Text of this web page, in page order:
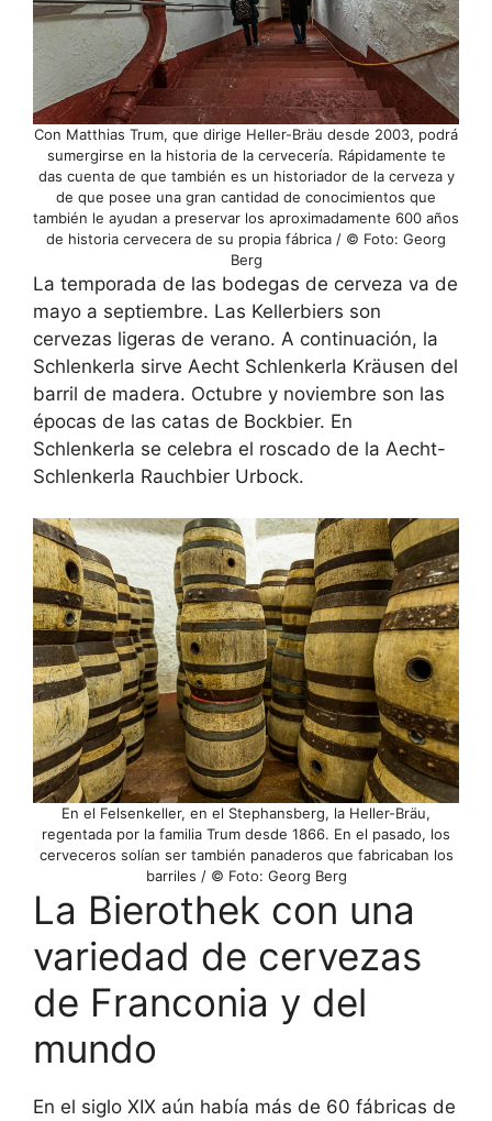
Con Matthias Trum, que dirige Heller-Bräu desde 2003, podrá
sumergirse en la historia de la cervecería. Rápidamente te
das cuenta de que también es un historiador de la cerveza y
de que posee una gran cantidad de conocimientos que
también le ayudan a preservar los aproximadamente 600 años
de historia cervecera de su propia fábrica / © Foto: Georg
Berg
La temporada de las bodegas de cerveza va de
mayo a septiembre. Las Kellerbiers son
cervezas ligeras de verano. A continuación, la
Schlenkerla sirve Aecht Schlenkerla Kräusen del
barril de madera. Octubre y noviembre son las
épocas de las catas de Bockbier. En
Schlenkerla se celebra el roscado de la Aecht-
Schlenkerla Rauchbier Urbock.
En el Felsenkeller, en el Stephansberg, la Heller-Bräu,
regentada por la familia Trum desde 1866. En el pasado, los
cerveceros solían ser también panaderos que fabricaban los
barriles / © Foto: Georg Berg
La Bierothek con una
variedad de cervezas
de Franconia y del
mundo
En el siglo XIX aún había más de 60 fábricas de